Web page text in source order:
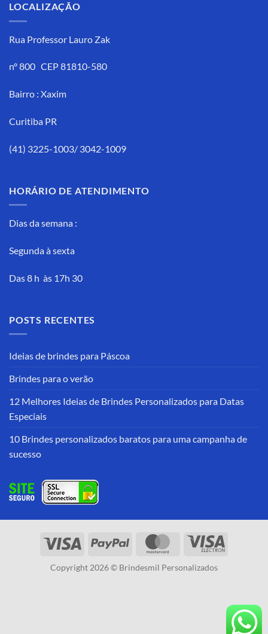
LOCALIZAÇÃO
Rua Professor Lauro Zak
n° 800 CEP 81810-580
Bairro : Xaxim
Curitiba PR
(41) 3225-1003/ 3042-1009
HORÁRIO DE ATENDIMENTO
Dias da semana :
Segunda à sexta
Das 8 h às 17h 30
POSTS RECENTES
Ideias de brindes para Páscoa
Brindes para o verão
12 Melhores Ideias de Brindes Personalizados para Datas
Especiais
10 Brindes personalizados baratos para uma campanha de
sucesso
Copyright 2026 © Brindesmil Personalizados